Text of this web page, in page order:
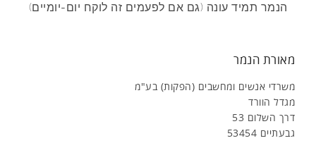
הנמר תמיד עונה (גם אם לפעמים זה לוקח יום-יומיים)
מאורת הנמר
משרדי אנשים ומחשבים (הפקות) בע"מ
מגדל הוורד
דרך השלום 53
גבעתיים 53454